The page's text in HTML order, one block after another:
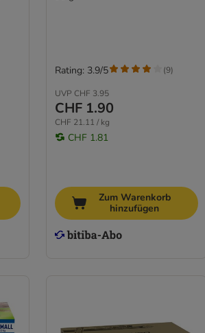
UVP CHF 3.95
CHF 1.90
CHF 21.11 / kg
CHF 1.81
Rating: 3.9/5 (9)
Zum Warenkorb
hinzufügen